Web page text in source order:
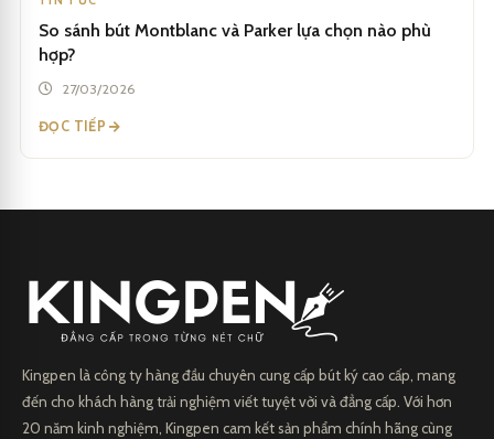
So sánh bút Montblanc và Parker lựa chọn nào phù
hợp?
27/03/2026
ĐỌC TIẾP
Kingpen là công ty hàng đầu chuyên cung cấp bút ký cao cấp, mang
đến cho khách hàng trải nghiệm viết tuyệt vời và đẳng cấp. Với hơn
20 năm kinh nghiệm, Kingpen cam kết sản phẩm chính hãng cùng